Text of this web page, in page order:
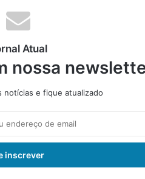
Atual
nossa
notícias e fique atualizado